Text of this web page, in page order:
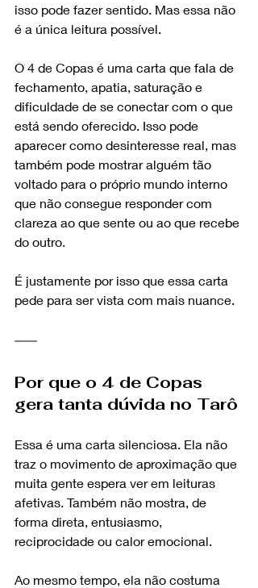
isso pode fazer sentido. Mas essa não
é a única leitura possível.
O 4 de Copas é uma carta que fala de
fechamento, apatia, saturação e
dificuldade de se conectar com o que
está sendo oferecido. Isso pode
aparecer como desinteresse real, mas
também pode mostrar alguém tão
voltado para o próprio mundo interno
que não consegue responder com
clareza ao que sente ou ao que recebe
do outro.
É justamente por isso que essa carta
pede para ser vista com mais nuance.
Por que o 4 de Copas
gera tanta dúvida no Tarô
Essa é uma carta silenciosa. Ela não
traz o movimento de aproximação que
muita gente espera ver em leituras
afetivas. Também não mostra, de
forma direta, entusiasmo,
reciprocidade ou calor emocional.
Ao mesmo tempo, ela não costuma